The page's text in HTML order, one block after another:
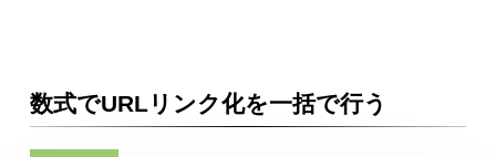
数式でURLリンク化を一括で行う